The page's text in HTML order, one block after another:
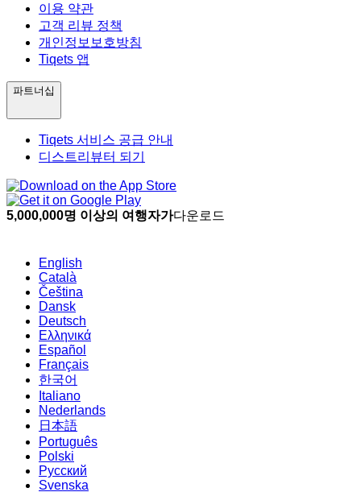
이용 약관
고객 리뷰 정책
개인정보보호방침
Tiqets 앱
파트너십
Tiqets 서비스 공급 안내
디스트리뷰터 되기
5,000,000명 이상의 여행자가다운로드
English
Català
Čeština
Dansk
Deutsch
Ελληνικά
Español
Français
한국어
Italiano
Nederlands
日本語
Português
Polski
Русский
Svenska